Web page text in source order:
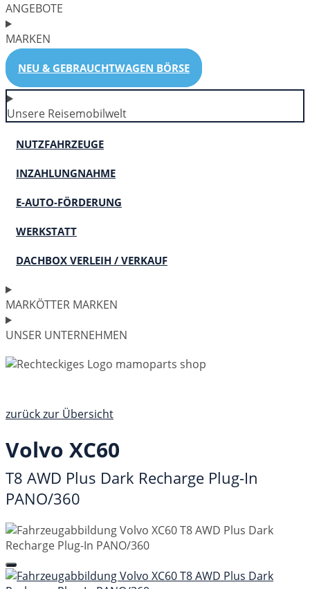
ANGEBOTE
MARKEN
NEU & GEBRAUCHTWAGEN BÖRSE
Unsere Reisemobilwelt
NUTZFAHRZEUGE
INZAHLUNGNAHME
E-AUTO-FÖRDERUNG
WERKSTATT
DACHBOX VERLEIH / VERKAUF
MARKÖTTER MARKEN
UNSER UNTERNEHMEN
zurück zur Übersicht
Volvo XC60
T8 AWD Plus Dark Recharge Plug-In
PANO/360